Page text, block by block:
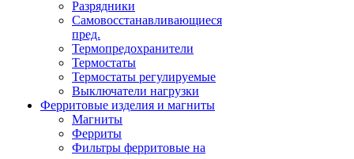
Разрядники
Самовосстанавливающиеся
пред.
Термопредохранители
Термостаты
Термостаты регулируемые
Выключатели нагрузки
Ферритовые изделия и магниты
Магниты
Ферриты
Фильтры ферритовые на